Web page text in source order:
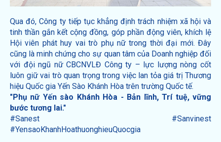
Qua đó, Công ty tiếp tục khẳng định trách nhiệm xã hội và
tinh thần gắn kết cộng đồng, góp phần động viên, khích lệ
Hội viên phát huy vai trò phụ nữ trong thời đại mới. Đây
cũng là minh chứng cho sự quan tâm của Doanh nghiệp đối
với đội ngũ nữ CBCNVLĐ Công ty – lực lượng nòng cốt
luôn giữ vai trò quan trọng trong việc lan tỏa giá trị Thương
hiệu Quốc gia Yến Sào Khánh Hòa trên trường Quốc tế.
"Phụ nữ Yến sào Khánh Hòa - Bản lĩnh, Trí tuệ, vững
bước tương lai."
#Sanest #Sanvinest
#YensaoKhanhHoathuonghieuQuocgia